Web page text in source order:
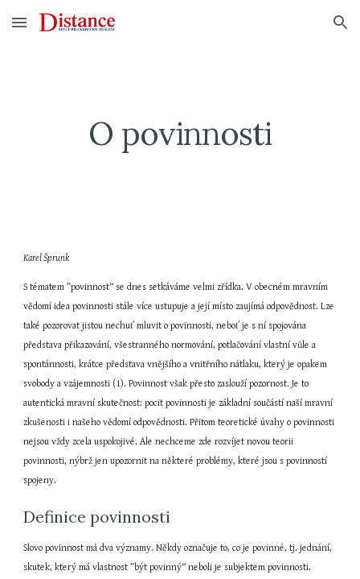
Skip to main content Skip to navigation
O povinnosti
Karel Šprunk
S tématem ”povinnost“ se dnes setkáváme velmi zřídka. V obecném mravním
vědomí idea povinnosti stále více ustupuje a její místo zaujímá odpovědnost. Lze
také pozorovat jistou nechuť mluvit o povinnosti, neboť je s ní spojována
představa přikazování, všestranného normování, potlačování vlastní vůle a
spontánnosti, krátce představa vnějšího a vnitřního nátlaku, který je opakem
svobody a vzájemnosti (1). Povinnost však přesto zaslouží pozornost. Je to
autentická mravní skutečnost: pocit povinnosti je základní součástí naší mravní
zkušenosti i našeho vědomí odpovědnosti. Přitom teoretické úvahy o povinnosti
nejsou vždy zcela uspokojivé. Ale nechceme zde rozvíjet novou teorii
povinnosti, nýbrž jen upozornit na některé problémy, které jsou s povinností
spojeny.
Definice povinnosti
Slovo povinnost má dva významy. Někdy označuje to, co je povinné, tj. jednání,
skutek, který má vlastnost ”být povinný“ neboli je subjektem povinnosti.